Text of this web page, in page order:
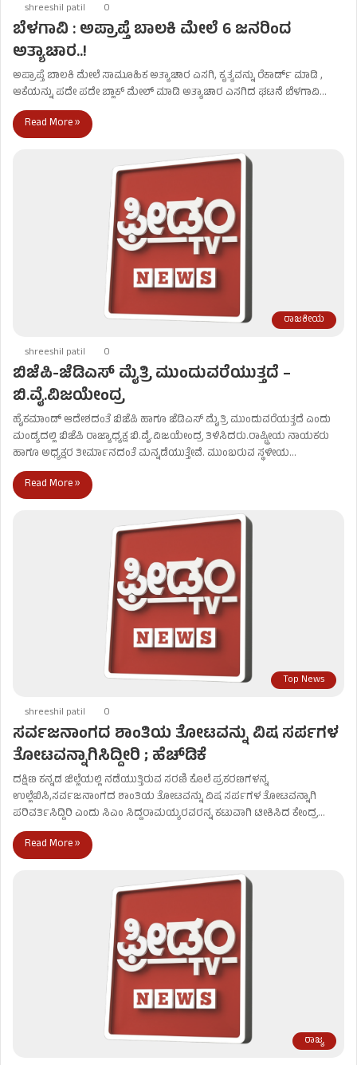
shreeshil patil 0
ಬೆಳಗಾವಿ : ಅಪ್ರಾಪ್ತೆ ಬಾಲಕಿ ಮೇಲೆ 6 ಜನರಿಂದ
ಅತ್ಯಾಚಾರ..!
ಅಪ್ರಾಪ್ತೆ ಬಾಲಕಿ ಮೇಲೆ ಸಾಮೂಹಿಕ ಅತ್ಯಾಚಾರ ಎಸಗಿ, ಕೃತ್ಯವನ್ನು ರೆಕಾರ್ಡ್ ಮಾಡಿ ,
ಆಕೆಯನ್ನು ಪದೇ ಪದೇ ಬ್ಲಾಕ್ ಮೇಲ್ ಮಾಡಿ ಅತ್ಯಾಚಾರ ಎಸಗಿದ ಘಟನೆ ಬೆಳಗಾವಿ…
Read More »
ರಾಜಕೀಯ
shreeshil patil 0
ಬಿಜೆಪಿ-ಜೆಡಿಎಸ್​ ಮೈತ್ರಿ ಮುಂದುವರೆಯುತ್ತದೆ –
ಬಿ.ವೈ.ವಿಜಯೇಂದ್ರ
ಹೈಕಮಾಂಡ್​ ಆದೇಶದಂತೆ ಬಿಜೆಪಿ ಹಾಗೂ ಜೆಡಿಎಸ್​ ಮೈತ್ರಿ ಮುಂದುವರೆಯತ್ತದೆ ಎಂದು
ಮಂಡ್ಯದಲ್ಲಿ ಬಿಜೆಪಿ ರಾಜ್ಯಾಧ್ಯಕ್ಷ ಬಿ.ವೈ.ವಿಜಯೇಂದ್ರ ತಿಳಿಸಿದರು.ರಾಷ್ಟ್ರೀಯ ನಾಯಕರು
ಹಾಗೂ ಅಧ್ಯಕ್ಷರ ತೀರ್ಮಾನದಂತೆ ಮನ್ನಡೆಯುತ್ತೇವೆ. ಮುಂಬರುವ ಸ್ಥಳೀಯ…
Read More »
Top News
shreeshil patil 0
ಸರ್ವಜನಾಂಗದ ಶಾಂತಿಯ ತೋಟವನ್ನು ವಿಷ ಸರ್ಪಗಳ
ತೋಟವನ್ನಾಗಿಸಿದ್ದೀರಿ ; ಹೆಚ್​ಡಿಕೆ
ದಕ್ಷಿಣ ಕನ್ನಡ ಜಿಲ್ಲೆಯಲ್ಲಿ ನಡೆಯುತ್ತಿರುವ ಸರಣಿ ಕೊಲೆ ಪ್ರಕರಣಗಳನ್ನ
ಉಲ್ಲೆಖಿಸಿ,ಸರ್ವಜನಾಂಗದ ಶಾಂತಿಯ ತೋಟವನ್ನು ವಿಷ ಸರ್ಪಗಳ ತೋಟವನ್ನಾಗಿ
ಪರಿವರ್ತಿಸಿದ್ದಿರಿ ಎಂದು ಸಿಎಂ ಸಿದ್ದರಾಮಯ್ಯರವರನ್ನ ಕಟುವಾಗಿ ಟೀಕಿಸಿದ ಕೇಂದ್ರ…
Read More »
ರಾಜ್ಯ